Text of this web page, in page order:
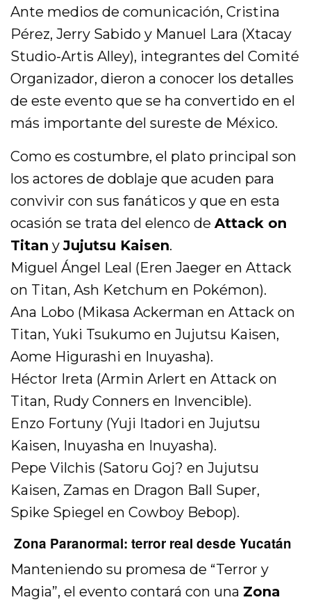
Ante medios de comunicación, Cristina
Pérez, Jerry Sabido y Manuel Lara (Xtacay
Studio-Artis Alley), integrantes del Comité
Organizador, dieron a conocer los detalles
de este evento que se ha convertido en el
más importante del sureste de México.
Como es costumbre, el plato principal son
los actores de doblaje que acuden para
convivir con sus fanáticos y que en esta
ocasión se trata del elenco deAttack on
Titan yJujutsu Kaisen.
Miguel Ángel Leal (Eren Jaeger en Attack
on Titan, Ash Ketchum en Pokémon).
Ana Lobo (Mikasa Ackerman en Attack on
Titan, Yuki Tsukumo en Jujutsu Kaisen,
Aome Higurashi en Inuyasha).
Héctor Ireta (Armin Arlert en Attack on
Titan, Rudy Conners en Invencible).
Enzo Fortuny (Yuji Itadori en Jujutsu
Kaisen, Inuyasha en Inuyasha).
Pepe Vilchis (Satoru Goj? en Jujutsu
Kaisen, Zamas en Dragon Ball Super,
Spike Spiegel en Cowboy Bebop).
Zona Paranormal: terror real desde Yucatán
Manteniendo su promesa de “Terror y
Magia”, el evento contará con una Zona